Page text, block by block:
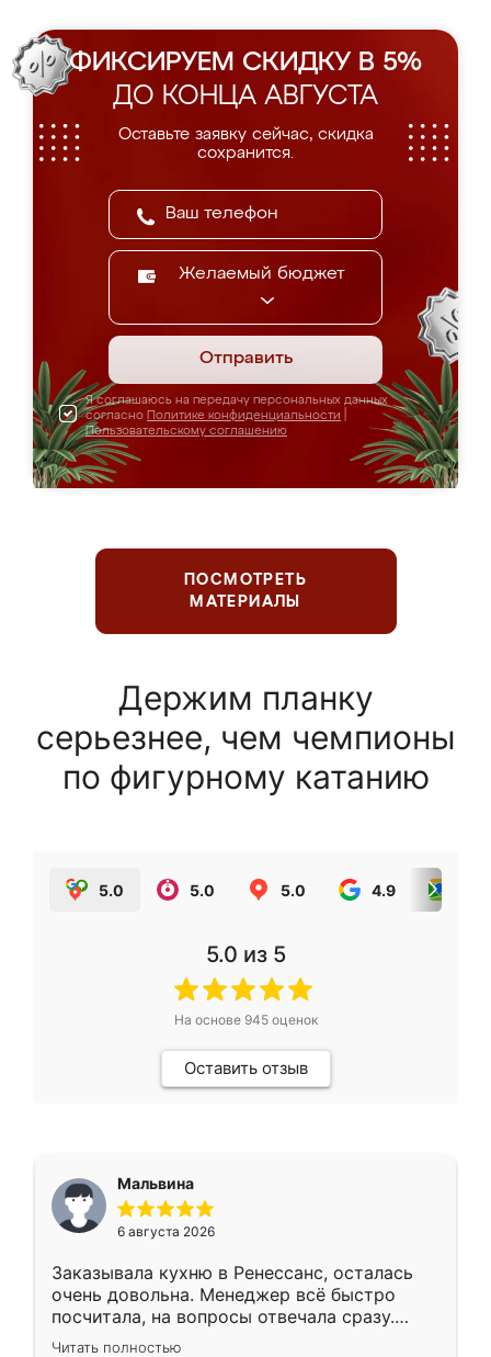
ФИКСИРУЕМ СКИДКУ В 5%
ДО КОНЦА АВГУСТА
Оставьте заявку сейчас, скидка
сохранится.
Желаемый бюджет
Отправить
Я соглашаюсь на передачу персональных данных
согласно Политике конфиденциальности
Пользовательскому соглашению
ПОСМОТРЕТЬ
МАТЕРИАЛЫ
Держим планку
серьезнее, чем чемпионы
по фигурному катанию
5.0 5.0 5.0 4.9
5.0 из 5
На основе 945оценок
Оставить отзыв
Мальвина
6 августа 2026
Заказывала кухню в Ренессанс, осталась
очень довольна. Менеджер всё быстро
посчитала, на вопросы отвечала сразу.
Замерщик приехал в субботу, подошёл к
Читать полностью